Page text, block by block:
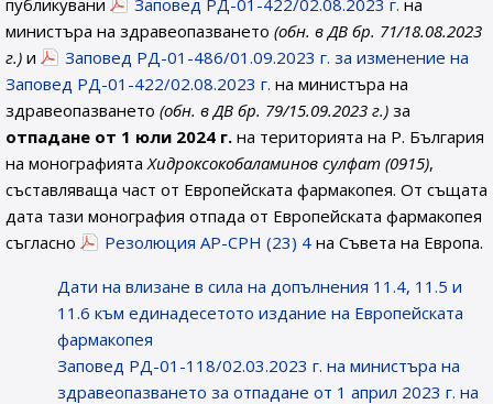
публикувани
Заповед РД-01-422/02.08.2023 г. на
министъра на здравеопазването (обн. в ДВ бр. 71/18.08.2023
г.) и
Заповед РД-01-486/01.09.2023 г. за изменение на
Заповед РД-01-422/02.08.2023 г. на министъра на
здравеопазването (обн. в ДВ бр. 79/15.09.2023 г.) за
отпадане от 1 юли 2024 г. на територията на Р. България
на монографиятаХидроксокобаламинов сулфат (0915),
съставляваща част от Европейската фармакопея. От същата
дата тази монография отпада от Европейската фармакопея
съгласно
Резолюция AP-CPH (23) 4 на Съвета на Европа.
Дати на влизане в сила на допълнения 11.4, 11.5 и
11.6 към единадесетото издание на Европейската
фармакопея
Заповед РД-01-118/02.03.2023 г. на министъра на
здравеопазването за отпадане от 1 април 2023 г. на